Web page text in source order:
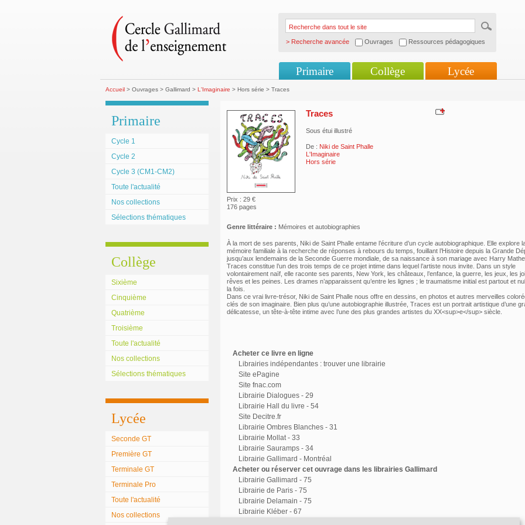
> Recherche avancée Ouvrages Ressources pédagogiques
Primaire Collège Lycée
Accueil> Ouvrages > Gallimard > L'Imaginaire > Hors série > Traces
Primaire
Cycle 1
Cycle 2
Cycle 3 (CM1-CM2)
Toute l'actualité
Nos collections
Sélections thématiques
Collège
Sixième
Cinquième
Quatrième
Troisième
Toute l'actualité
Nos collections
Sélections thématiques
Lycée
Seconde GT
Première GT
Terminale GT
Terminale Pro
Toute l'actualité
Nos collections
Prix : 29 €
176 pages
Traces
Sous étui illustré
De : Niki de Saint Phalle
L'Imaginaire
Hors série
Genre littéraire : Mémoires et autobiographies
À la mort de ses parents, Niki de Saint Phalle entame l’écriture d’un cycle autobiographique. Elle explore
mémoire familiale à la recherche de réponses à rebours du temps, fouillant l’Histoire depuis la Grande
jusqu’aux lendemains de la Seconde Guerre mondiale, de sa naissance à son mariage avec Harry
Traces constitue l’un des trois temps de ce projet intime dans lequel l’artiste nous invite. Dans un style
volontairement naïf, elle raconte ses parents, New York, les châteaux, l’enfance, la guerre, les jeux, les
rêves et les peines. Les drames n’apparaissent qu’entre les lignes ; le traumatisme initial est partout et
la fois.
Dans ce vrai livre-trésor, Niki de Saint Phalle nous offre en dessins, en photos et autres merveilles
clés de son imaginaire. Bien plus qu’une autobiographie illustrée, Traces est un portrait artistique d’une
délicatesse, un tête-à-tête intime avec l’une des plus grandes artistes du XX<sup>e</sup> siècle.
Acheter ce livre en ligne
Librairies indépendantes : trouver une librairie
Site ePagine
Site fnac.com
Librairie Dialogues - 29
Librairie Hall du livre - 54
Site Decitre.fr
Librairie Ombres Blanches - 31
Librairie Mollat - 33
Librairie Sauramps - 34
Librairie Gallimard - Montréal
Acheter ou réserver cet ouvrage dans les librairies Gallimard
Librairie Gallimard - 75
Librairie de Paris - 75
Librairie Delamain - 75
Librairie Kléber - 67